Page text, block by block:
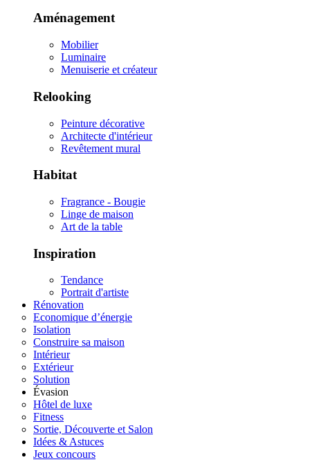
Aménagement
Mobilier
Luminaire
Menuiserie et créateur
Relooking
Peinture décorative
Architecte d'intérieur
Revêtement mural
Habitat
Fragrance - Bougie
Linge de maison
Art de la table
Inspiration
Tendance
Portrait d'artiste
Rénovation
Economique d’énergie
Isolation
Construire sa maison
Intérieur
Extérieur
Solution
Évasion
Hôtel de luxe
Fitness
Sortie, Découverte et Salon
Idées & Astuces
Jeux concours